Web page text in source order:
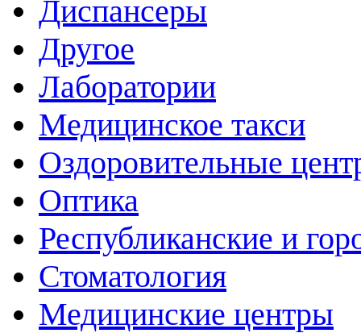
Диспансеры
Другое
Лаборатории
Медицинское такси
Оздоровительные
Оптика
Республиканские и
Стоматология
Медицинские центры